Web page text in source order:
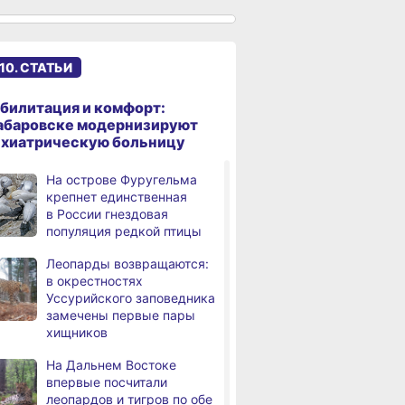
в Хабаровском крае
в Хабаровском крае
В Хабаровском крае
высокотехнологичную
помощь получили более
Уровень Амура
у Хабаровска достиг 423
см, вода продолжает
В администрации
Хабаровска обсудили
использование средств
туристического налога
За сутки в Хабаровском
СТАТЬИ
и комфорт:
модернизируют
больницу
На острове Фуругельма
крепнет единственная
в России гнездовая
популяция редкой птицы
Леопарды возвращаются:
в окрестностях
Уссурийского заповедника
замечены первые пары
хищников
На Дальнем Востоке
впервые посчитали
леопардов и тигров по обе